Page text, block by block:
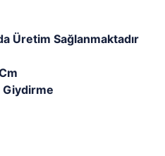
Üretim Sağlanmaktadır
Giydirme